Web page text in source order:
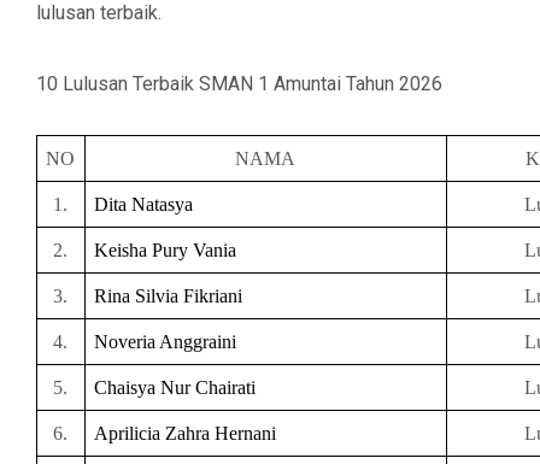
lulusan terbaik.
10 Lulusan Terbaik SMAN 1 Amuntai Tahun 2026
NO NAMA
1. Dita Natasya
2. Keisha Pury Vania
3. Rina Silvia Fikriani
4. Noveria Anggraini
5. Chaisya Nur Chairati
6. Aprilicia Zahra Hernani